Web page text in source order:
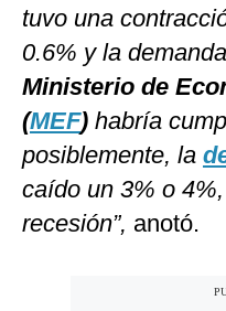
tuvo una
0.6% y la
Ministerio de
(MEF) habría
posiblemente, la
caído un 3% o
recesión”, anotó.